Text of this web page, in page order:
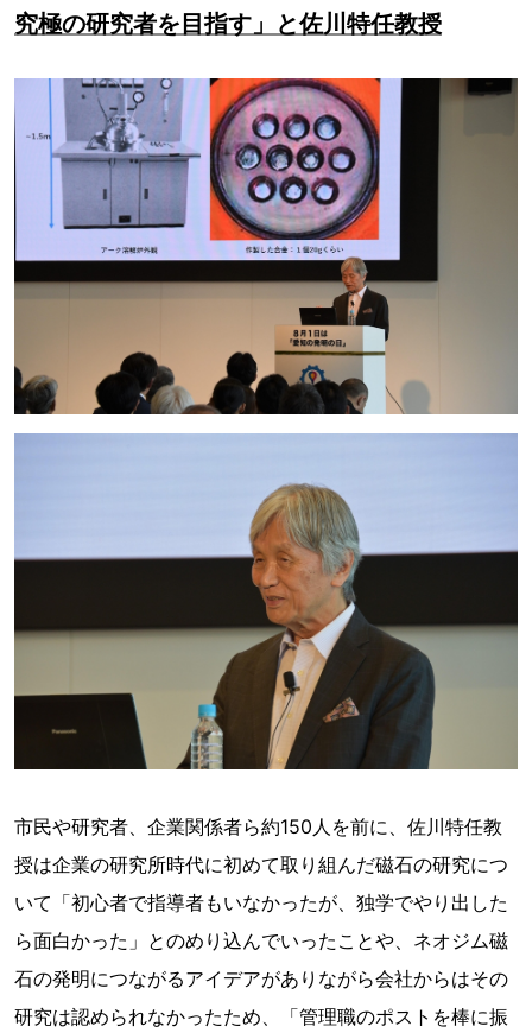
究極の研究者を目指す」と佐川特任教授
市民や研究者、企業関係者ら約150人を前に、佐川特任教
授は企業の研究所時代に初めて取り組んだ磁石の研究につ
いて「初心者で指導者もいなかったが、独学でやり出した
ら面白かった」とのめり込んでいったことや、ネオジム磁
石の発明につながるアイデアがありながら会社からはその
研究は認められなかったため、「管理職のポストを棒に振